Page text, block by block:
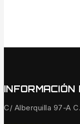
C/ Alberquilla 97-A